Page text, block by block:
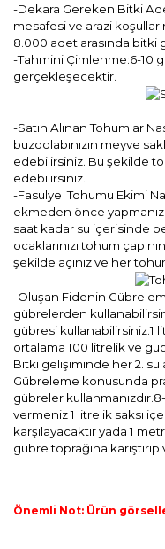
-Dekara Gereken Bitki
mesafesi ve arazi
8.000 adet arasında bitki
-Tahmini Çimlenme:6-10
gerçekleşecektir.
-Satın Alınan Tohumlar
buzdolabınızın meyve
edebilirsiniz. Bu şekilde
edebilirsiniz.
-Fasulye Tohumu Ekimi
ekmeden önce yapmanız
saat kadar su içerisinde
ocaklarınızı tohum
şekilde açınız ve her
-Oluşan Fidenin
gübrelerden
gübresi kullanabilirsiniz.1
ortalama 100 litrelik ve
Bitki gelişiminde her 2.
Gübreleme konusunda
gübreler
vermeniz 1 litrelik saksı
karşılayacaktır yada 1
gübre toprağına
Önemli Not: Ürün